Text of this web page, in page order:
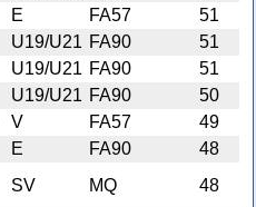
E FA57
51
U19/U21 FA90
51
U19/U21 FA90
51
U19/U21 FA90
50
V FA57
49
E FA90
48
SV MQ
48